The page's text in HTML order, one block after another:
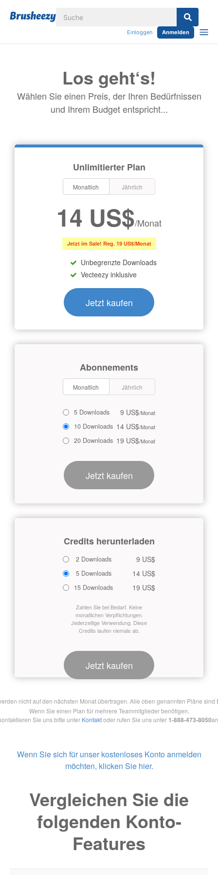
Einloggen Anmelden
Los geht‘s!
Wählen Sie einen Preis, der Ihren Bedürfnissen
und Ihrem Budget entspricht...
Unlimitierter Plan
Monatlich Jährlich
14 US$/Monat
Jetzt im Sale! Reg. 19 US$/Monat
Unbegrenzte Downloads
Vecteezy inklusive
Jetzt kaufen
Abonnements
Monatlich Jährlich
5 Downloads 9 US$/Monat
10 Downloads 14 US$/Monat
20 Downloads 19 US$/Monat
Jetzt kaufen
Credits herunterladen
2 Downloads 9 US$
5 Downloads 14 US$
15 Downloads 19 US$
Zahlen Sie bei Bedarf. Keine
monatlichen Verpflichtungen.
Jederzeitige Verwendung. Diese
Credits laufen niemals ab.
Jetzt kaufen
nicht auf den nächsten Monat übertragen. Alle oben genannten Pläne
Wenn Sie einen Plan für mehrere Teammitglieder benötigen,
Sie uns bitte unter Kontaktoder rufen Sie uns unter 1-888-473-8050
Wenn Sie sich für unser kostenloses Konto anmelden
möchten, klicken Sie hier.
Vergleichen Sie die
folgenden Konto-
Features